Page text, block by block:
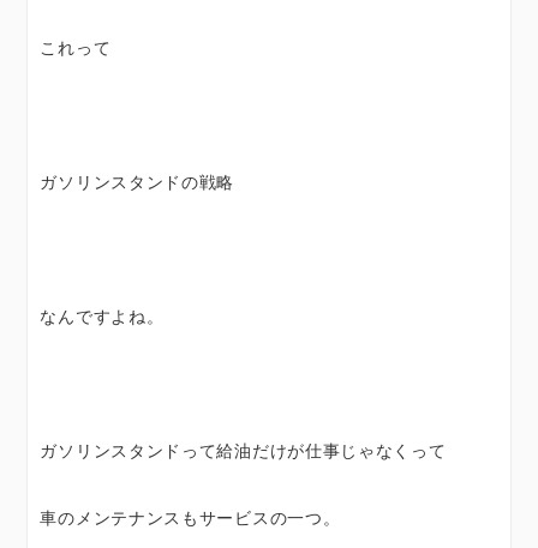
これって
ガソリンスタンドの戦略
なんですよね。
ガソリンスタンドって給油だけが仕事じゃなくって
車のメンテナンスもサービスの一つ。